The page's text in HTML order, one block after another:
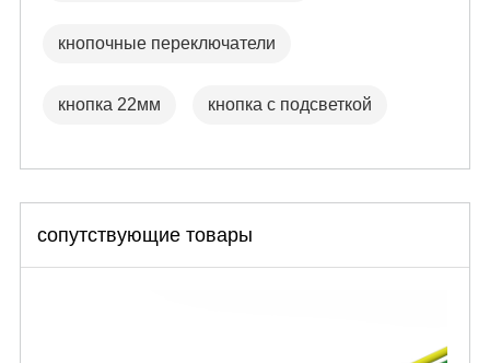
кнопочные переключатели
кнопка 22мм кнопка с подсветкой
сопутствующие товары